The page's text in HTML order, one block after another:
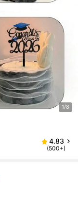
1/8
4.83
(500+)